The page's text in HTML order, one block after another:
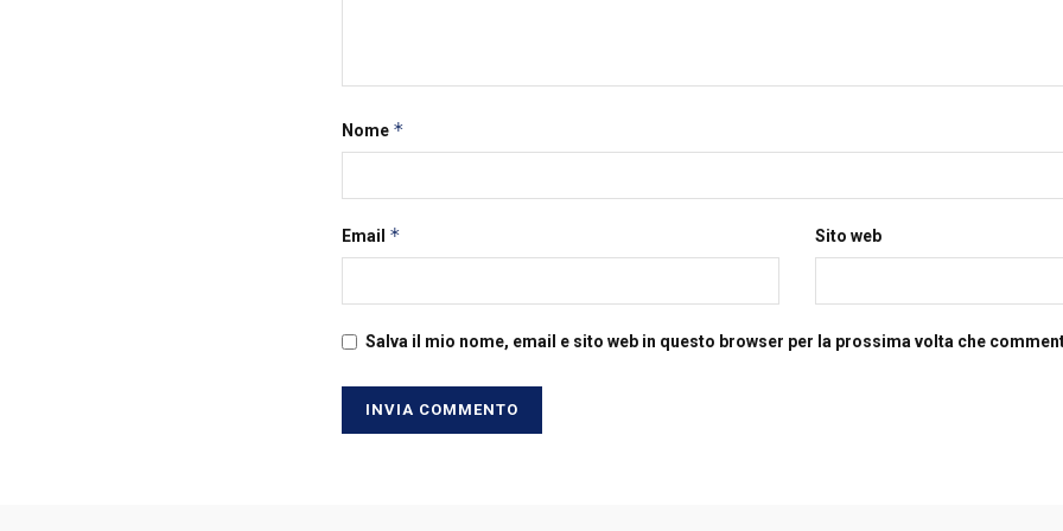
Nome *
Email * Sito web
Salva il mio nome, email e sito web in questo browser per la prossima volta che